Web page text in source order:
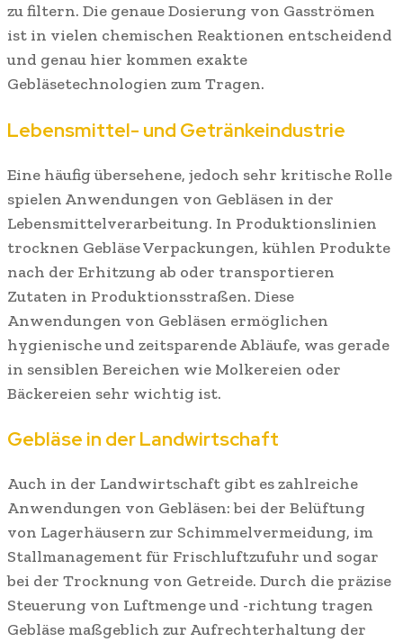
zu filtern. Die genaue Dosierung von Gasströmen
ist in vielen chemischen Reaktionen entscheidend
und genau hier kommen exakte
Gebläsetechnologien zum Tragen.
Lebensmittel- und Getränkeindustrie
Eine häufig übersehene, jedoch sehr kritische Rolle
spielen Anwendungen von Gebläsen in der
Lebensmittelverarbeitung. In Produktionslinien
trocknen Gebläse Verpackungen, kühlen Produkte
nach der Erhitzung ab oder transportieren
Zutaten in Produktionsstraßen. Diese
Anwendungen von Gebläsen ermöglichen
hygienische und zeitsparende Abläufe, was gerade
in sensiblen Bereichen wie Molkereien oder
Bäckereien sehr wichtig ist.
Gebläse in der Landwirtschaft
Auch in der Landwirtschaft gibt es zahlreiche
Anwendungen von Gebläsen: bei der Belüftung
von Lagerhäusern zur Schimmelvermeidung, im
Stallmanagement für Frischluftzufuhr und sogar
bei der Trocknung von Getreide. Durch die präzise
Steuerung von Luftmenge und -richtung tragen
Gebläse maßgeblich zur Aufrechterhaltung der